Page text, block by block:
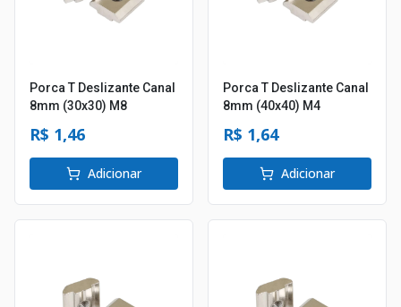
Porca T Deslizante Canal
8mm (30x30) M8
R$ 1,46
Adicionar
Porca T Deslizante Canal
8mm (40x40) M4
R$ 1,64
Adicionar